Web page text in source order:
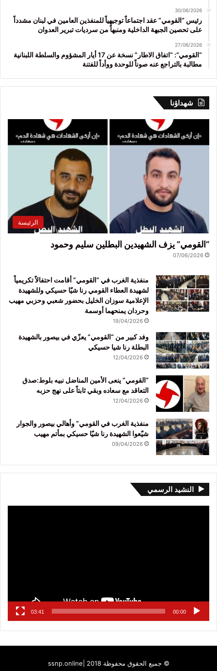
30/06/2026
رئيس “القومي” عقد اجتماعاً توجيهياً للمنفذين العامين في لبنان مشدداً
على تحصين الجبهة الداخلية ومنبهاً من سرديات تبرير العدوان
27/06/2026
“القومي”: “اتفاق الاطار” نسخة عن 17 أيار المشؤوم والسلطة اللبنانية
مطالبة بالتراجع عنه صوناً للوحدة ووأداً للفتنة
شهداؤنا
الرئيسة
“القومي” يزف الشهيدين البطلين سليم وحمود
07/06/2026
منفذية الغرب في “القومي” أقامت احتفالاً تكريمياً
لشهيدة العطاء القومي رنا شيّا حسيكي وللشهيدة
الإعلامية سوزان الخليل بحضور شعبي وحزبي مهيب
وحردان يمنحهما أوسمة
19/04/2026
وفد كبير من “القومي” يعزّي في بيصور بالشهيدة
البطلة رنا شيا حسيكي
12/04/2026
“القومي” ينعى الأمين المناضل نبيه بلوط:صدق
التعاقد مع سعاده وبقي ثابتاً على نهج حزبه
12/04/2026
منفذية الغرب في القومي” وأهالي بيصور والجوار
شيّعوا الشهيدة رنا شيّا حسيكي بمأتم مهيب
09/04/2026
النشيد الرسمي
00:00
03:41
© جميع الحقوق محفوظة 2018 | ssnp.online